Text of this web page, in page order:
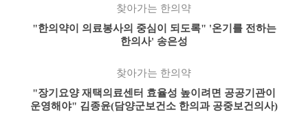
찾아가는 한의약
"한의약이 의료봉사의 중심이 되도록" '온기를 전하는
한의사' 송은성
찾아가는 한의약
"장기요양 재택의료센터 효율성 높이려면 공공기관이
운영해야" 김종윤(담양군보건소 한의과 공중보건의사)